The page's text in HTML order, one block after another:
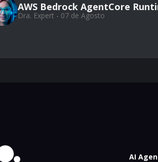
AWS Bedrock AgentCore
Dra. Expert - 07 de Agosto
AI